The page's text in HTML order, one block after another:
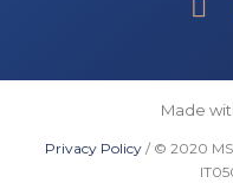
Made
Privacy Policy/ © 2020